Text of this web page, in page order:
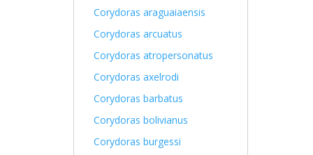
Corydoras araguaiaensis
Corydoras arcuatus
Corydoras atropersonatus
Corydoras axelrodi
Corydoras barbatus
Corydoras bolivianus
Corydoras burgessi